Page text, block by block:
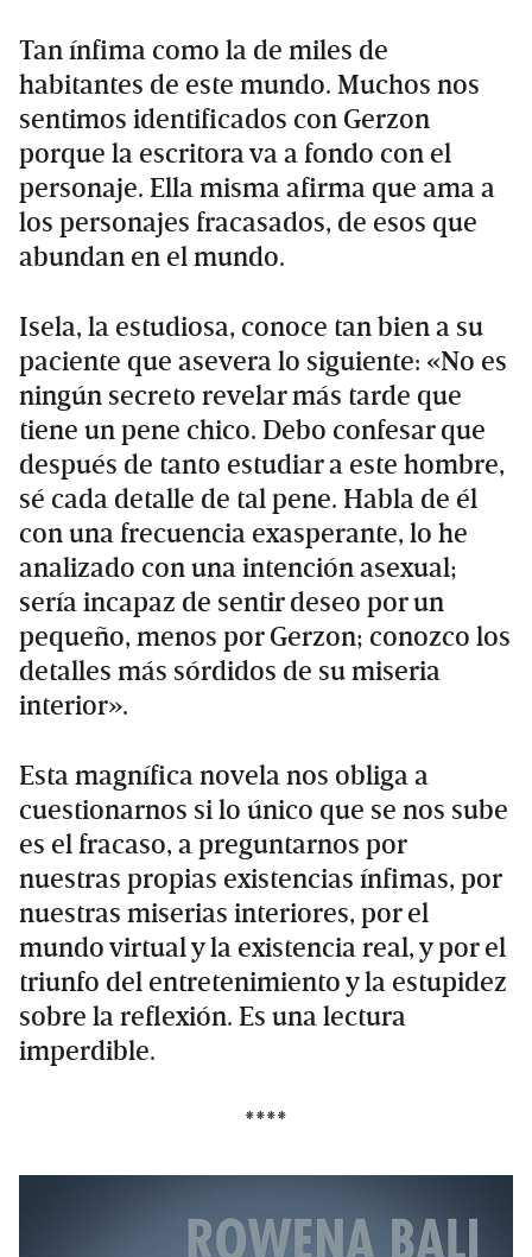
Tan ínfima como la de miles de
habitantes de este mundo. Muchos nos
sentimos identificados con Gerzon
porque la escritora va a fondo con el
personaje. Ella misma afirma que ama a
los personajes fracasados, de esos que
abundan en el mundo.
Isela, la estudiosa, conoce tan bien a su
paciente que asevera lo siguiente: «No es
ningún secreto revelar más tarde que
tiene un pene chico. Debo confesar que
después de tanto estudiar a este hombre,
sé cada detalle de tal pene. Habla de él
con una frecuencia exasperante, lo he
analizado con una intención asexual;
sería incapaz de sentir deseo por un
pequeño, menos por Gerzon; conozco los
detalles más sórdidos de su miseria
interior».
Esta magnífica novela nos obliga a
cuestionarnos si lo único que se nos sube
es el fracaso, a preguntarnos por
nuestras propias existencias ínfimas, por
nuestras miserias interiores, por el
mundo virtual y la existencia real, y por el
triunfo del entretenimiento y la estupidez
sobre la reflexión. Es una lectura
imperdible.
****